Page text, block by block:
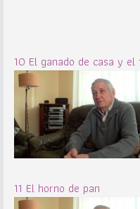
10 El ganado de casa y
11 El horno de pan